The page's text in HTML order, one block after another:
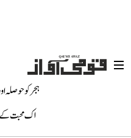
ہجر کو
اک محبت کے